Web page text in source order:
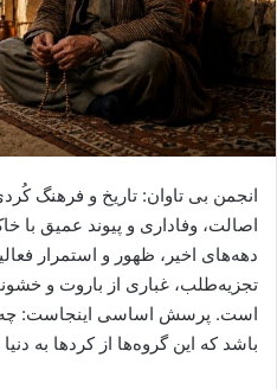
ل
انجمن بی تاوان: تاریخ و فرهنگ
اصالت، وفاداری و پیوند عمیق با
دهه‌های اخیر، ظهور و استمرار
تجزیه‌طلب، غباری از باروت و
است. پرسش اساسی اینجاست: چه
باشد که این گروه‌ها از کردها به